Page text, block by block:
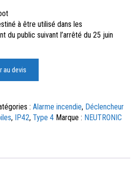
à être utilisé dans les
du public suivant l’arrêté du 25 juin
au devis
: Alarme incendie, Déclencheur
, IP42, Type 4 Marque : NEUTRONIC